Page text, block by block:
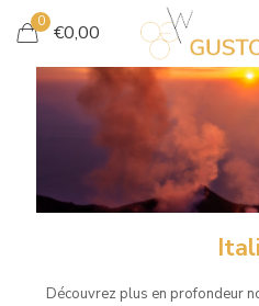
0 €0,00
Découvrez plus en profondeur